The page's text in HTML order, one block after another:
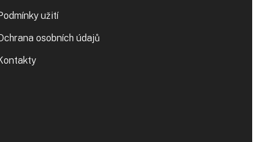
užití
osobních údajů